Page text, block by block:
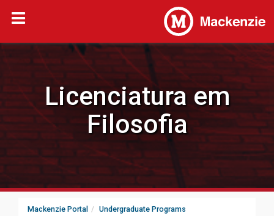
Licenciatura em
Filosofia
Mackenzie Portal
Undergraduate Programs